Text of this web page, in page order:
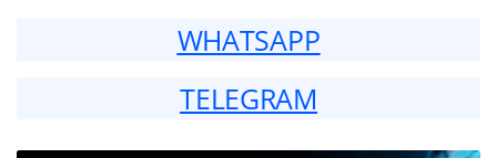
WHATSAPP
TELEGRAM